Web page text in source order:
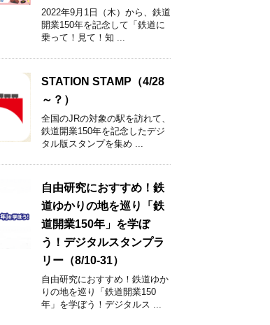
2022年9月1日（木）から、鉄道
開業150年を記念して「鉄道に
乗って！見て！知 ...
STATION STAMP（4/28
～？）
全国のJRの対象の駅を訪れて、
鉄道開業150年を記念したデジ
タル版スタンプを集め ...
自由研究におすすめ！鉄
道ゆかりの地を巡り「鉄
道開業150年」を学ぼ
う！デジタルスタンプラ
リー（8/10-31）
自由研究におすすめ！鉄道ゆか
りの地を巡り「鉄道開業150
年」を学ぼう！デジタルス ...